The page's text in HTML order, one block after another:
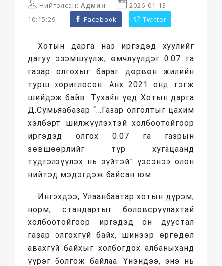
Нийтэлсэн: Админ
2026-01-13
10:15:29
Facebook Twitter
Хотын дарга нар иргэдэд хуулийг
дагуу эзэмшүүлж, өмчлүүлдэг 0.07 га
газар олгохыг бараг дөрвөн жилийн
турш хориглосон. Анх 2021 онд тэгж
шийдэж байв. Тухайн үед Хотын дарга
Д.Сумьяабазар “…Газар олголтыг цахим
хэлбэрт шилжүүлэхтэй холбоотойгоор
иргэдэд олгох 0.07 га газрын
зөвшөөрлийг түр хугацаанд
түдгэлзүүлэх нь зүйтэй” үзсэнээ олон
нийтэд мэдэгдэж байсан юм.
Ингэхдээ, Улаанбаатар хотын дүрэм,
норм, стандартыг боловсруулахтай
холбоотойгоор иргэдэд он дуустал
газар олгохгүй байх, шинээр өргөдөл
авахгүй байхыг холбогдох албаныханд
үүрэг болгож байлаа. Үнэндээ, энэ нь